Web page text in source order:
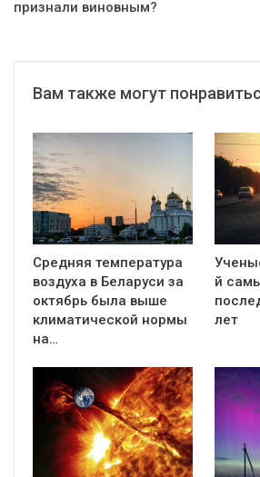
признали виновным?
Вам также могут
Средняя температура
воздуха в Беларуси за
октябрь была выше
климатической нормы
на…
й
лет